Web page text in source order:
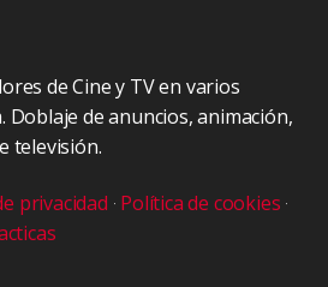
de Cine y TV en varios
Doblaje de anuncios, animación,
televisión.
privacidad · Política de cookies ·